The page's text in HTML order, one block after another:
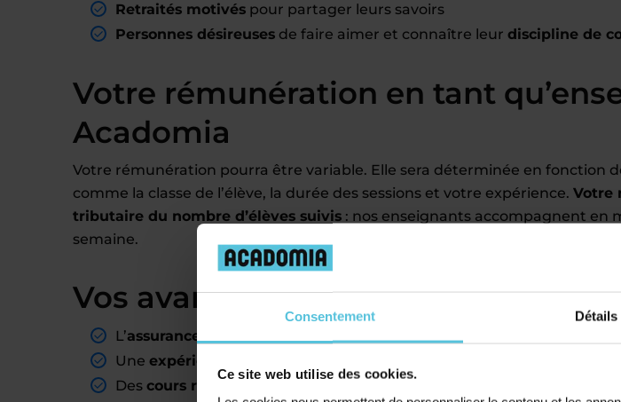
Consentement Détails
Ce site web utilise des cookies.
Retraités motivés pour partager leurs savoirs
Personnes désireuses de faire aimer et connaître leur discipline de
Votre rémunération en tant
Acadomia
Votre rémunération pourra être variable. Elle sera déterminée en fonction
comme la classe de l’élève, la durée des sessions et votre expérience. Votre
tributaire du nombre d’élèves suivis : nos enseignants accompagnent en
semaine.
Vos avantages de prof particulier
L’assurance d’avoir des élèveslà où vous le souhaitez
Une expérience pédagogique valorisable
Des cours rémunérés mensuellement